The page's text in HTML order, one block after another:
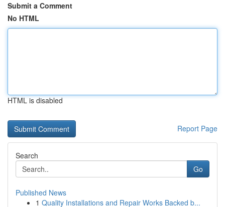
Submit a Comment
No HTML
HTML is disabled
Report Page
Search
Go
Published News
1 Quality Installations and Repair Works Backed b...